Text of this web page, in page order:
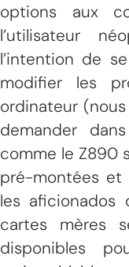
options aux
l’utilisateur
l’intention de
modifier les
ordinateur
demander
comme le Z890
pré-montées et
les aficionados
cartes mères
disponibles